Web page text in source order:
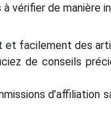
vérifier de manière
et facilement des
de conseils